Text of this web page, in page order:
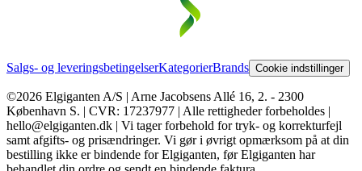
Salgs- og leveringsbetingelserKategorierBrands Cookie indstillinger
©2026 Elgiganten A/S | Arne Jacobsens Allé 16, 2. - 2300
København S. | CVR: 17237977 | Alle rettigheder forbeholdes |
hello@elgiganten.dk | Vi tager forbehold for tryk- og korrekturfejl
samt afgifts- og prisændringer. Vi gør i øvrigt opmærksom på at din
bestilling ikke er bindende for Elgiganten, før Elgiganten har